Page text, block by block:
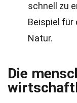
schnell zu
Beispiel für
Natur.
Die